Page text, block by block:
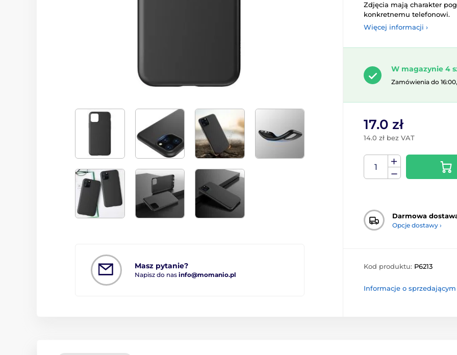
Masz pytanie?
Napisz do nas info@momanio.pl
Zdjęcia mają charakter
konkretnemu telefonowi.
Więcej informacji ›
W magazynie 4
Zamówienia do
17.0 zł
14.0 zł bez VAT
Darmowa
Opcje dostawy ›
Kod produktu: P6213
Informacje o sprzedającym